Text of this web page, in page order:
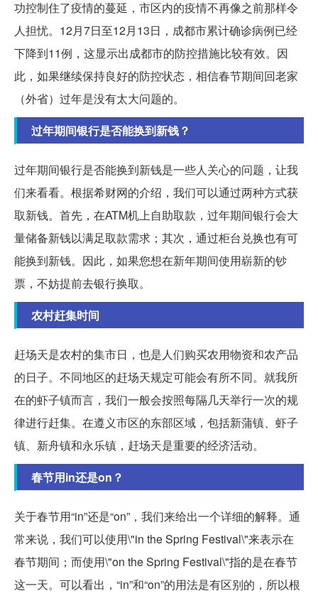
功控制住了疫情的蔓延，市区内的疫情不再像之前那样令
人担忧。12月7日至12月13日，成都市累计确诊病例已经
下降到11例，这显示出成都市的防控措施比较有效。因
此，如果继续保持良好的防控状态，相信春节期间回老家
（外省）过年是没有太大问题的。
过年期间银行是否能换到新钱？
过年期间银行是否能换到新钱是一些人关心的问题，让我
们来看看。根据希财网的介绍，我们可以通过两种方式获
取新钱。首先，在ATM机上自助取款，过年期间银行会大
量储备新钱以满足取款需求；其次，通过柜台兑换也有可
能换到新钱。因此，如果您想在新年期间使用崭新的钞
票，不妨提前去银行换取。
农村赶集时间
赶场天是农村的集市日，也是人们购买农用物资和农产品
的日子。不同地区的赶场天规定可能会有所不同。就我所
在的虾子镇而言，我们一般会按照每隔几天举行一次的规
律进行赶集。在遵义市区的东部区域，包括新蒲镇、虾子
镇、新舟镇和永乐镇，赶场天是重要的经济活动。
春节用in还是on？
关于春节用“in”还是“on”，我们来给出一个详细的解释。通
常来说，我们可以使用\"in the Spring Festival\"来表示在
春节期间；而使用\"on the Spring Festival\"指的是在春节
这一天。可以看出，“in”和“on”的用法是有区别的，所以根